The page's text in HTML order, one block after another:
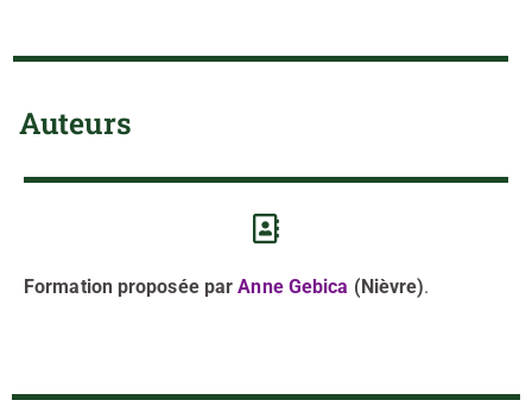
Auteurs
Formation proposée par Anne Gebica (Nièvre).